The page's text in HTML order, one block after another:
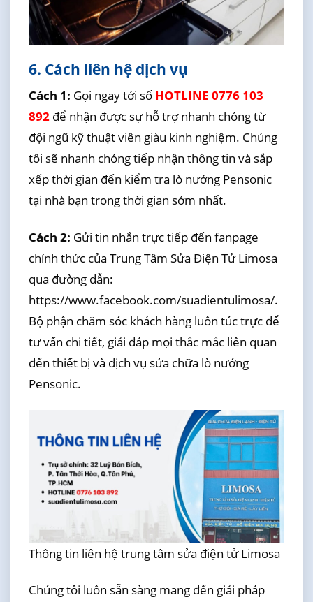
6. Cách liên hệ dịch vụ
Cách 1: Gọi ngay tới số HOTLINE 0776 103
892để nhận được sự hỗ trợ nhanh chóng từ
đội ngũ kỹ thuật viên giàu kinh nghiệm. Chúng
tôi sẽ nhanh chóng tiếp nhận thông tin và sắp
xếp thời gian đến kiểm tra lò nướng Pensonic
tại nhà bạn trong thời gian sớm nhất.
Cách 2: Gửi tin nhắn trực tiếp đến fanpage
chính thức của Trung Tâm Sửa Điện Tử Limosa
qua đường dẫn:
https://www.facebook.com/suadientulimosa/.
Bộ phận chăm sóc khách hàng luôn túc trực để
tư vấn chi tiết, giải đáp mọi thắc mắc liên quan
đến thiết bị và dịch vụ sửa chữa lò nướng
Pensonic.
Thông tin liên hệ trung tâm sửa điện tử Limosa
Chúng tôi luôn sẵn sàng mang đến giải pháp